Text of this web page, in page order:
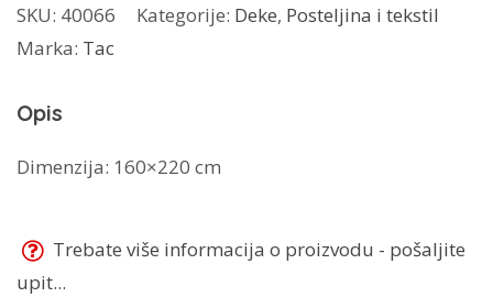
količina
SKU: 40066 Kategorije: Deke, Posteljina i tekstil
Marka: Tac
Opis
Dimenzija: 160×220 cm
Trebate više informacija o proizvodu - pošaljite
upit...